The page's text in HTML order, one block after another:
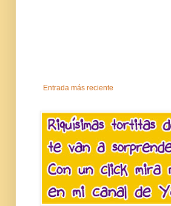
Entrada más reciente